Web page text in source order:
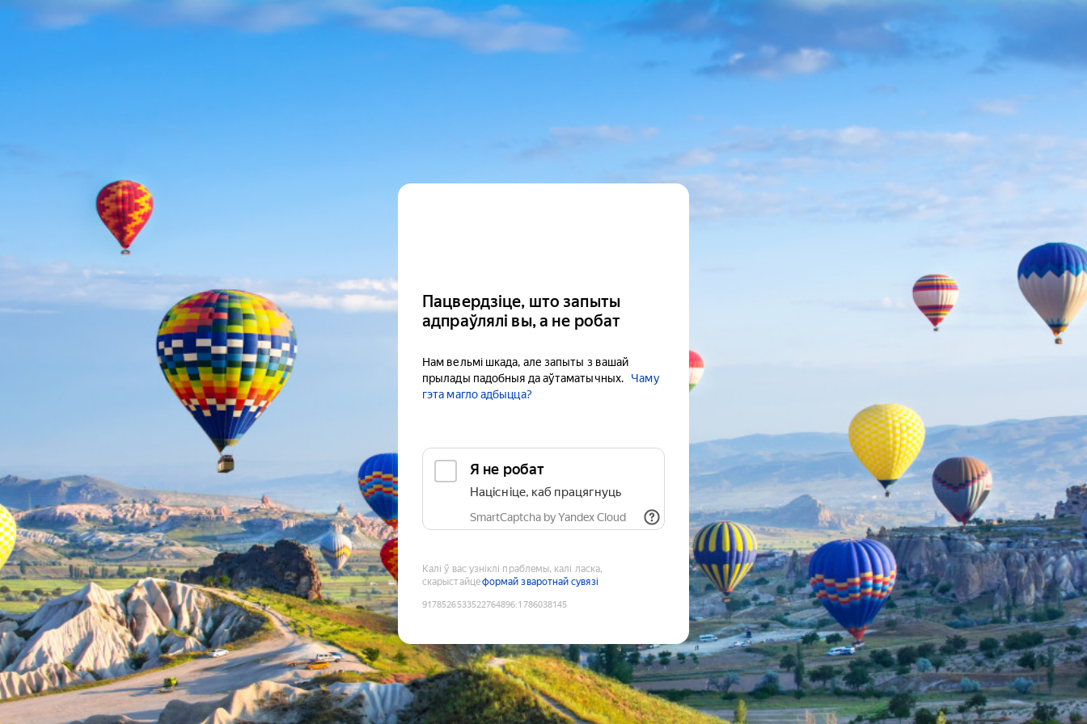
Пацвердзіце, што запыты
адпраўлялі вы, а не робат
Нам вельмі шкада, але запыты з вашай
прылады падобныя да аўтаматычных.
Чаму
гэта магло адбыцца?
Я не робат
Націсніце, каб працягнуць
SmartCaptcha by Yandex Cloud
Калі ў вас узніклі праблемы, калі ласка,
скарыстайцеформай зваротнай сувязі
9178526533522764896:1786038145